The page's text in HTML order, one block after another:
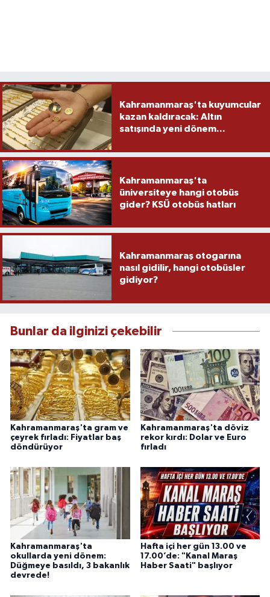
Kahramanmaraş'ta kuyumcular
kazan kaldıracak: Altın
satışında yeni dönem...
Kahramanmaraş'ta
üniversiteye hangi otobüs
gider? KSÜ otobüs hatları
Kahramanmaraş otogarına
nasıl gidilir, hangi otobüsler
gidiyor?
Bunlar da ilginizi çekebilir
Kahramanmaraş'ta gram ve
çeyrek fırladı: Fiyatlar baş
döndürüyor
Kahramanmaraş'ta döviz
rekor kırdı: Dolar ve Euro
fırladı
Kahramanmaraş'ta
okullarda yeni dönem:
Düğmeye basıldı, 3 bakanlık
devrede!
Hafta içi her gün 13.00 ve
17.00’de: "Kanal Maraş
Haber Saati" başlıyor